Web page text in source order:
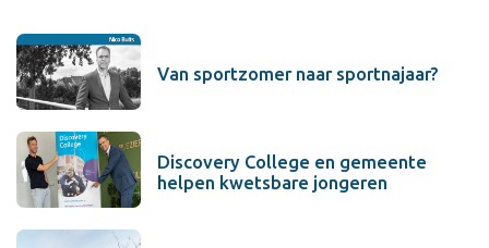
Van sportzomer naar sportnajaar?
Discovery College en gemeente
helpen kwetsbare jongeren